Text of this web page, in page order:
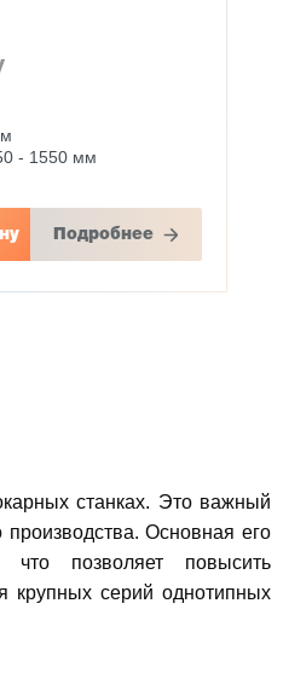
- 1550 мм
Подробнее
станках. Это важный
Основная его
что позволяет повысить
крупных серий однотипных